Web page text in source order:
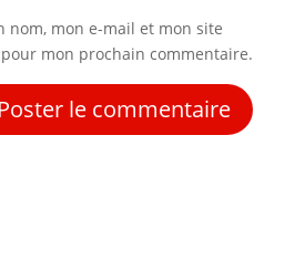
nom, mon e-mail et mon site
mon prochain commentaire.